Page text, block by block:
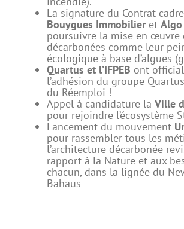
La signature du Contrat
Bouygues Immobilieret
poursuivre la mise en œuvre
décarbonées comme leur
écologique à base d’algues
Quartus et l’IFPEB ont
l’adhésion du groupe
du Réemploi !
Appel à candidature la Ville
pour rejoindre l’écosystème
Lancement du mouvement
pour rassembler tous les
l’architecture décarbonée
rapport à la Nature et aux
chacun, dans la lignée du
Bahaus